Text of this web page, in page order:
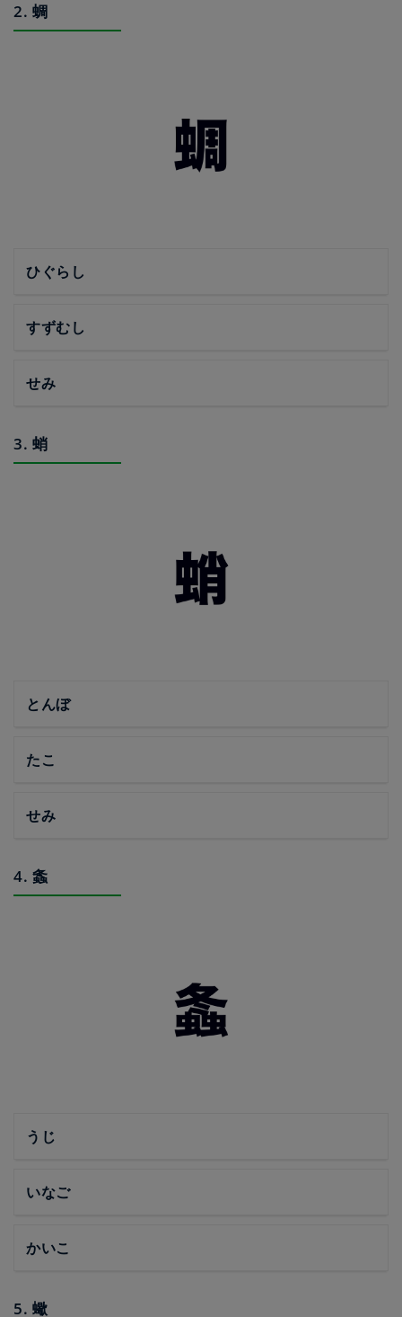
2. 蜩
ひぐらし
すずむし
せみ
3. 蛸
とんぼ
たこ
せみ
4. 螽
うじ
いなご
かいこ
5. 蠍